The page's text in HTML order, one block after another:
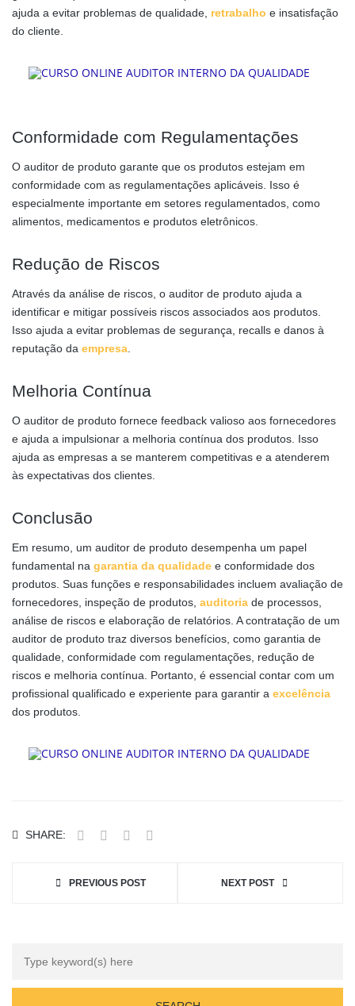
ajuda a evitar problemas de qualidade, retrabalho e insatisfação
do cliente.
Conformidade com Regulamentações
O auditor de produto garante que os produtos estejam em
conformidade com as regulamentações aplicáveis. Isso é
especialmente importante em setores regulamentados, como
alimentos, medicamentos e produtos eletrônicos.
Redução de Riscos
Através da análise de riscos, o auditor de produto ajuda a
identificar e mitigar possíveis riscos associados aos produtos.
Isso ajuda a evitar problemas de segurança, recalls e danos à
reputação da empresa.
Melhoria Contínua
O auditor de produto fornece feedback valioso aos fornecedores
e ajuda a impulsionar a melhoria contínua dos produtos. Isso
ajuda as empresas a se manterem competitivas e a atenderem
às expectativas dos clientes.
Conclusão
Em resumo, um auditor de produto desempenha um papel
fundamental na garantia da qualidade e conformidade dos
produtos. Suas funções e responsabilidades incluem avaliação de
fornecedores, inspeção de produtos, auditoria de processos,
análise de riscos e elaboração de relatórios. A contratação de um
auditor de produto traz diversos benefícios, como garantia de
qualidade, conformidade com regulamentações, redução de
riscos e melhoria contínua. Portanto, é essencial contar com um
profissional qualificado e experiente para garantir a excelência
dos produtos.
SHARE:
PREVIOUS POST NEXT POST